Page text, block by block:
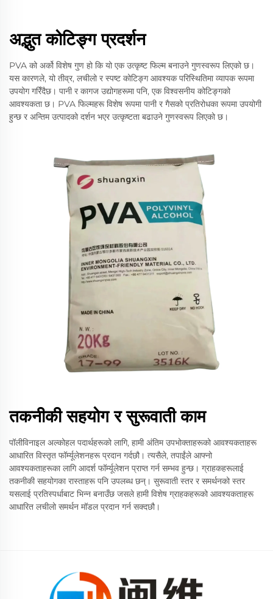
अद्भुत कोटिङ्ग प्रदर्शन
PVA को अर्को विशेष गुण हो कि यो एक उत्कृष्ट फिल्म बनाउने गुणस्वरूप लिएको छ।
यस कारणले, यो तीव्र, लचीलो र स्पष्ट कोटिङ्ग आवश्यक परिस्थितिमा व्यापक रूपमा
उपयोग गरिँदैछ। पानी र कागज उद्योगहरूमा पनि, एक विश्वसनीय कोटिङ्गको
आवश्यकता छ। PVA फिल्महरू विशेष रूपमा पानी र गैसको प्रतिरोधका रूपमा उपयोगी
हुन्छ र अन्तिम उत्पादको दर्शन भएर उत्कृष्टता बढाउने गुणस्वरूप लिएको छ।
तकनीकी सहयोग र सुरूवाती काम
पॉलीविनाइल अल्कोहल पदार्थहरूको लागि, हामी अंतिम उपभोक्ताहरूको आवश्यकताहरू
आधारित विस्तृत फॉर्म्यूलेशनहरू प्रदान गर्दछौ। त्यसैले, तपाईंले आफ्नो
आवश्यकताहरूका लागि आदर्श फॉर्म्यूलेशन प्राप्त गर्न सम्भव हुन्छ। ग्राहकहरूलाई
तकनीकी सहयोगका रास्ताहरू पनि उपलब्ध छन्। सुरूवाती स्तर र समर्थनको स्तर
यसलाई प्रतिस्पर्धाबाट भिन्न बनाउँछ जसले हामी विशेष ग्राहकहरूको आवश्यकताहरू
आधारित लचीलो समर्थन मॉडल प्रदान गर्न सक्दछौ।